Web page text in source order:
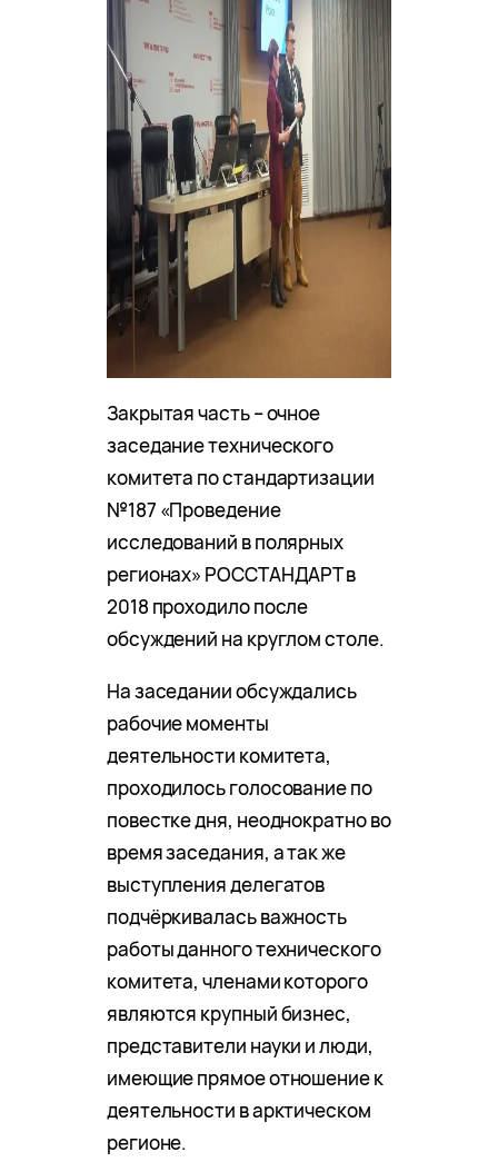
Закрытая часть – очное
заседание технического
комитета по стандартизации
№187 «Проведение
исследований в полярных
регионах» РОССТАНДАРТ в
2018 проходило после
обсуждений на круглом столе.
На заседании обсуждались
рабочие моменты
деятельности комитета,
проходилось голосование по
повестке дня, неоднократно во
время заседания, а так же
выступления делегатов
подчёркивалась важность
работы данного технического
комитета, членами которого
являются крупный бизнес,
представители науки и люди,
имеющие прямое отношение к
деятельности в арктическом
регионе.